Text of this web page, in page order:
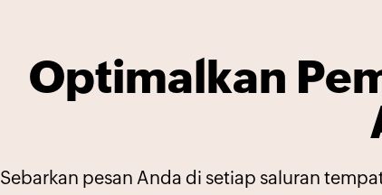
Optimalkan
Sebarkan pesan Anda di setiap saluran